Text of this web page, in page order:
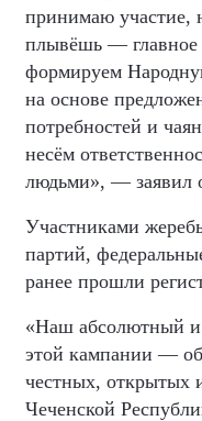
принимаю участие,
плывёшь — главное
формируем
на основе
потребностей и
несём
людьми», — заявил
Участниками
партий,
ранее прошли
«Наш абсолютный и
этой кампании —
честных, открытых
Чеченской